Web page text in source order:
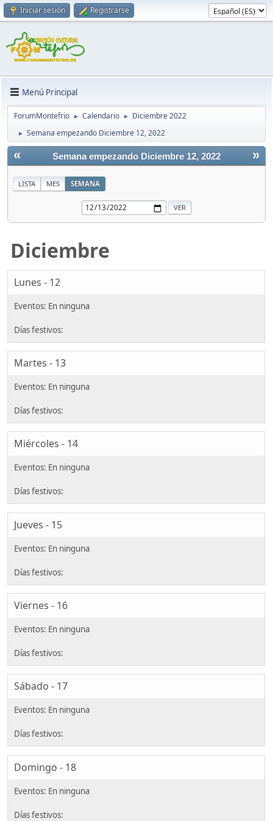
Iniciar sesión Registrarse
Menú Principal
ForumMontefrio ► Calendario ► Diciembre 2022
► Semana empezando Diciembre 12, 2022
« »
Semana empezando Diciembre 12, 2022
LISTA MES SEMANA
Diciembre
Lunes - 12
Martes - 13
Miércoles - 14
Jueves - 15
Viernes - 16
Sábado - 17
Domingo - 18